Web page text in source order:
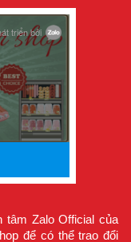
tâm Zalo Official của
để có thể trao đổi